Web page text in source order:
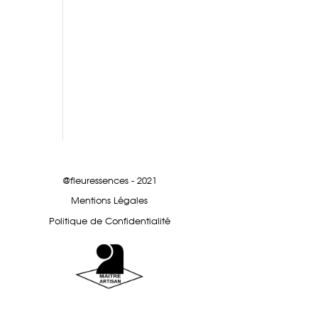
@fleuressences - 2021
Mentions Légales
Politique de Confidentialité